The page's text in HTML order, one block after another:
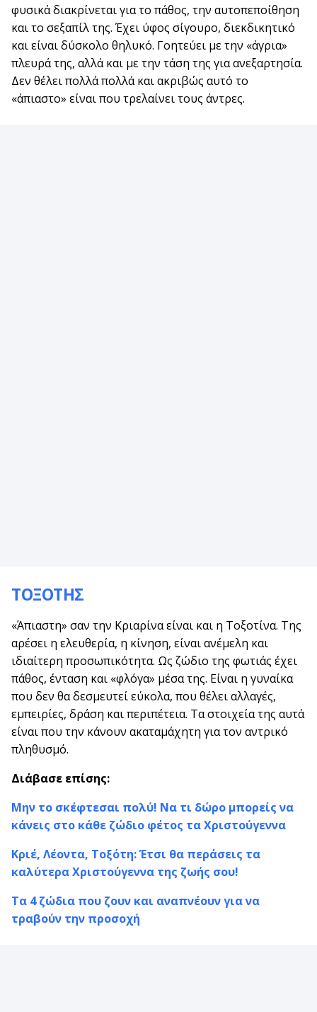
φυσικά διακρίνεται για το πάθος, την αυτοπεποίθηση
και το σεξαπίλ της. Έχει ύφος σίγουρο, διεκδικητικό
και είναι δύσκολο θηλυκό. Γοητεύει με την «άγρια»
πλευρά της, αλλά και με την τάση της για ανεξαρτησία.
Δεν θέλει πολλά πολλά και ακριβώς αυτό το
«άπιαστο» είναι που τρελαίνει τους άντρες.
ΤΟΞΟΤΗΣ
«Άπιαστη» σαν την Κριαρίνα είναι και η Τοξοτίνα. Της
αρέσει η ελευθερία, η κίνηση, είναι ανέμελη και
ιδιαίτερη προσωπικότητα. Ως ζώδιο της φωτιάς έχει
πάθος, ένταση και «φλόγα» μέσα της. Είναι η γυναίκα
που δεν θα δεσμευτεί εύκολα, που θέλει αλλαγές,
εμπειρίες, δράση και περιπέτεια. Τα στοιχεία της αυτά
είναι που την κάνουν ακαταμάχητη για τον αντρικό
πληθυσμό.
Διάβασε επίσης:
Μην το σκέφτεσαι πολύ! Να τι δώρο μπορείς να
κάνεις στο κάθε ζώδιο φέτος τα Χριστούγεννα
Κριέ, Λέοντα, Τοξότη: Έτσι θα περάσεις τα
καλύτερα Χριστούγεννα της ζωής σου!
Τα 4 ζώδια που ζουν και αναπνέουν για να
τραβούν την προσοχή